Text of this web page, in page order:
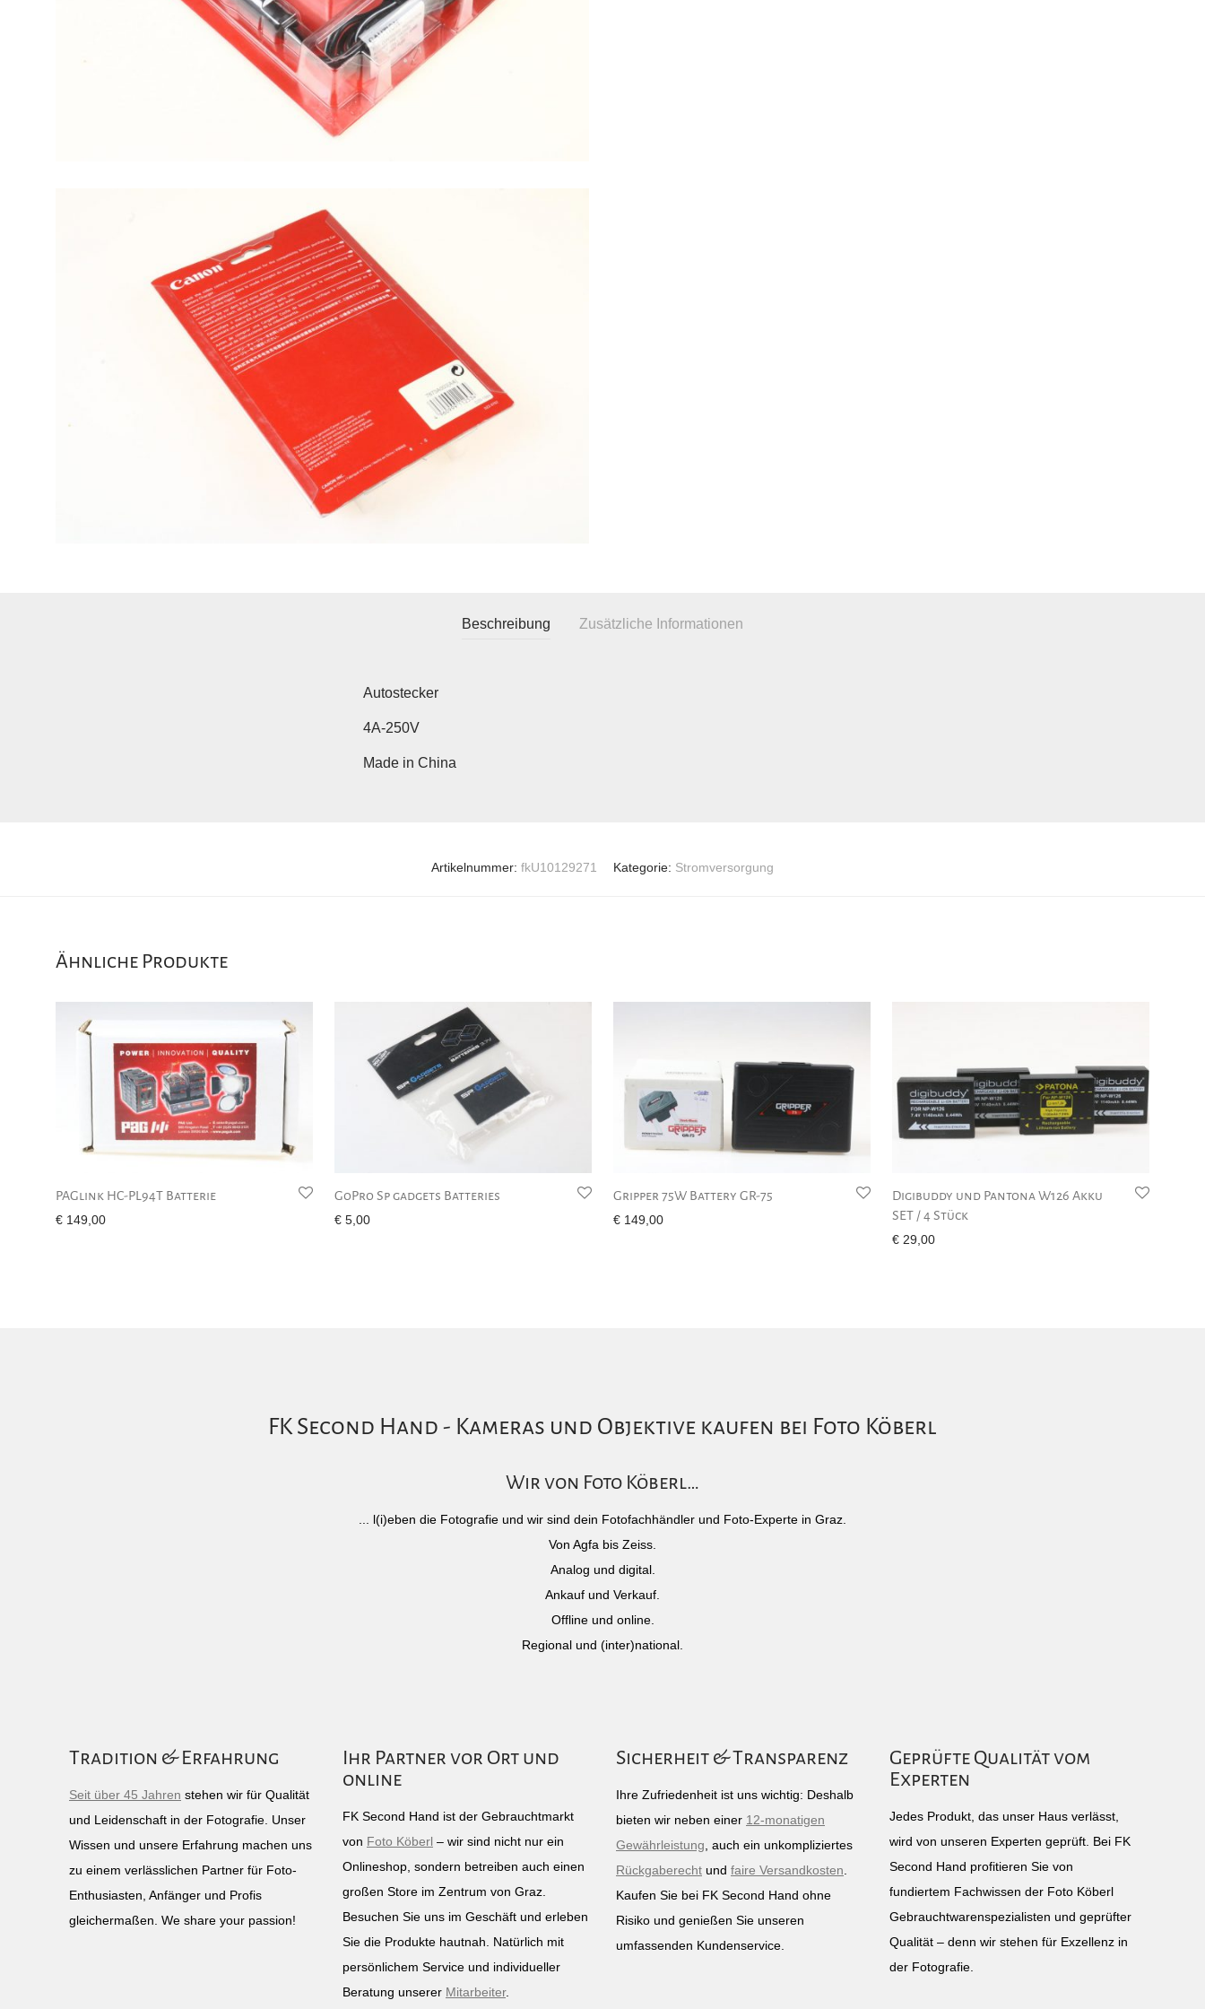
Beschreibung Zusätzliche Informationen
Autostecker
4A-250V
Made in China
Artikelnummer: fkU10129271 Kategorie: Stromversorgung
Ähnliche Produkte
PAGlink HC-PL94T Batterie
€ 149,00
GoPro Sp gadgets Batteries
€ 5,00
Gripper 75W Battery GR-75
€ 149,00
Digibuddy und Pantona W126 Akku
SET / 4 Stück
€ 29,00
FK Second Hand - Kameras und Objektive kaufen bei Foto Köberl
Wir von Foto Köberl…
... l(i)eben die Fotografie und wir sind dein Fotofachhändler und Foto-Experte in Graz.
Von Agfa bis Zeiss.
Analog und digital.
Ankauf und Verkauf.
Offline und online.
Regional und (inter)national.
Tradition & Erfahrung
Seit über 45 Jahren stehen wir für Qualität
und Leidenschaft in der Fotografie. Unser
Wissen und unsere Erfahrung machen uns
zu einem verlässlichen Partner für Foto-
Enthusiasten, Anfänger und Profis
gleichermaßen. We share your passion!
Ihr Partner vor Ort und
online
FK Second Hand ist der Gebrauchtmarkt
von Foto Köberl – wir sind nicht nur ein
Onlineshop, sondern betreiben auch einen
großen Store im Zentrum von Graz.
Besuchen Sie uns im Geschäft und erleben
Sie die Produkte hautnah. Natürlich mit
persönlichem Service und individueller
Beratung unserer Mitarbeiter.
Sicherheit & Transparenz
Ihre Zufriedenheit ist uns wichtig: Deshalb
bieten wir neben einer 12-monatigen
Gewährleistung , auch ein unkompliziertes
Rückgaberecht und faire Versandkosten
Kaufen Sie bei FK Second Hand ohne
Risiko und genießen Sie unseren
umfassenden Kundenservice.
Geprüfte Qualität vom
Experten
Jedes Produkt, das unser Haus verlässt,
wird von unseren Experten geprüft. Bei FK
Second Hand profitieren Sie von
fundiertem Fachwissen der Foto Köberl
Gebrauchtwarenspezialisten und geprüfter
Qualität – denn wir stehen für Exzellenz in
der Fotografie.